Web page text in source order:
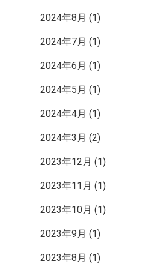
ク
2024年8月 (1)
2024年7月 (1)
2024年6月 (1)
2024年5月 (1)
2024年4月 (1)
2024年3月 (2)
2023年12月 (1)
2023年11月 (1)
2023年10月 (1)
2023年9月 (1)
2023年8月 (1)